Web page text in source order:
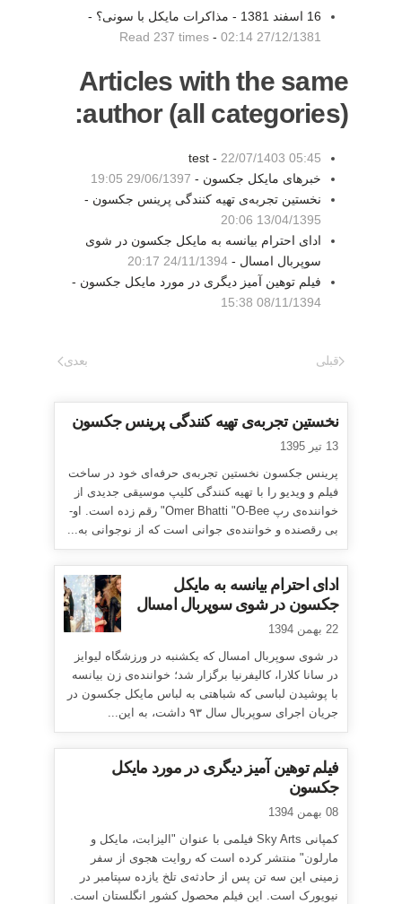
16 اسفند 1381 - مذاكرات مايكل با سونی؟ -
27/12/1381 02:14
-
Read 237 times
Articles with the same
author (all categories):
test - 22/07/1403 05:45
خبرهای مایکل جکسون - 29/06/1397 19:05
نخستین تجربه‌ی تهیه کنندگی پرینس جکسون -
13/04/1395 20:06
ادای احترام بیانسه به مایکل جکسون در شوی
سوپربال امسال - 24/11/1394 20:17
فیلم توهین آمیز دیگری در مورد مایکل جکسون -
08/11/1394 15:38
قبلی بعدی
نخستین تجربه‌ی تهیه کنندگی پرینس جکسون
13 تیر 1395
پرینس جکسون نخستین تجربه‌ی حرفه‌ای خود در ساخت
فیلم و ویدیو را با تهیه کنندگی کلیپ موسیقی جدیدی از
خواننده‌ی رپ Omer Bhatti "O-Bee" رقم زده است. او-
بی رقصنده و خواننده‌ی جوانی است که از نوجوانی به...
ادای احترام بیانسه به مایکل
جکسون در شوی سوپربال امسال
22 بهمن 1394
در شوی سوپربال امسال که یکشنبه در ورزشگاه لیوایز
در سانا کلارا، کالیفرنیا برگزار شد؛ خواننده‌ی زن بیانسه
با پوشیدن لباسی که شباهتی به لباس مایکل جکسون در
جریان اجرای سوپربال سال ۹۳ داشت، به این...
فیلم توهین آمیز دیگری در مورد مایکل
جکسون
08 بهمن 1394
کمپانی Sky Arts فیلمی با عنوان "الیزابت، مایکل و
مارلون" منتشر کرده است که روایت هجوی از سفر
زمینی این سه تن پس از حادثه‌ی تلخ یازده سپتامبر در
نیویورک است. این فیلم محصول کشور انگلستان است.